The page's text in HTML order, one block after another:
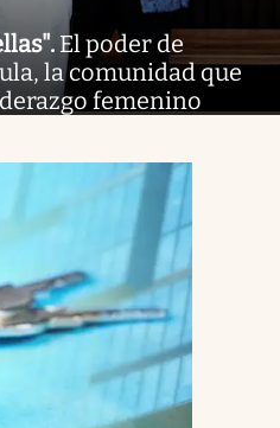
. El poder de
la comunidad que
femenino